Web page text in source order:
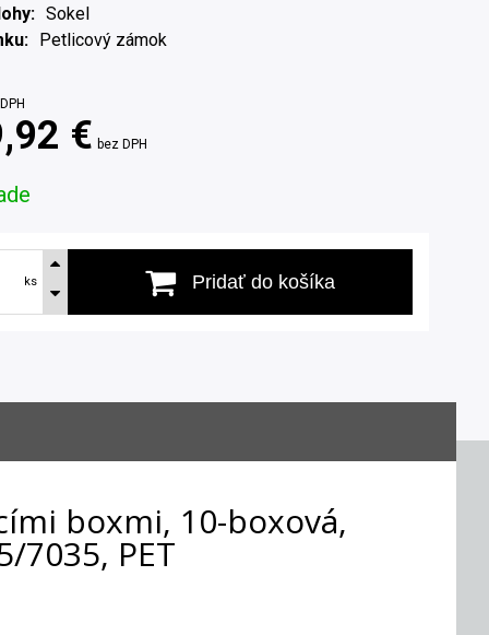
Sokel
Petlicový zámok
€ bez DPH
ks Pridať do košíka
boxmi, 10-boxová,
7035, PET